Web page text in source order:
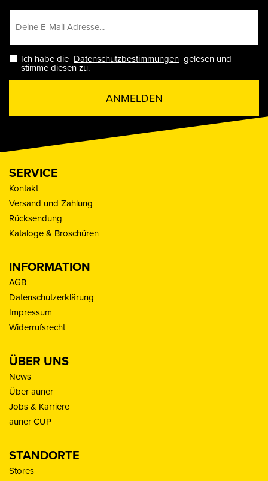
Ich habe die Datenschutzbestimmungen gelesen und
stimme diesen zu.
ANMELDEN
SERVICE
Kontakt
Versand und Zahlung
Rücksendung
Kataloge & Broschüren
INFORMATION
AGB
Datenschutzerklärung
Impressum
Widerrufsrecht
ÜBER UNS
News
Über auner
Jobs & Karriere
auner CUP
STANDORTE
Stores